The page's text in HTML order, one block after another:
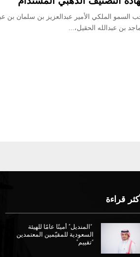
الملكي الأمير عبدالعزيز بن سلمان بن
بن عبدالله الحقيل،...
قراءة
“المنديل” أمينًا عامًا للهيئة
السعودية للمقيّمين المعتمدين
“تقييم”